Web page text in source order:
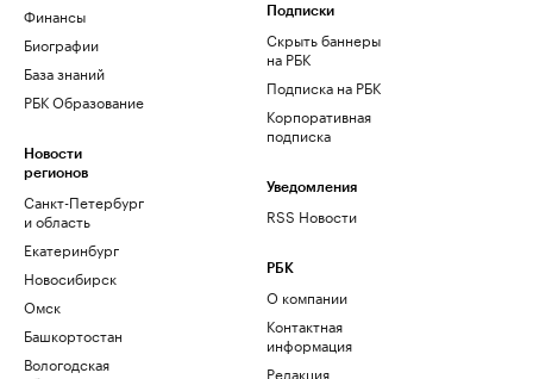
Финансы
Биографии
База знаний
РБК Образование
Новости
регионов
Санкт-Петербург
и область
Екатеринбург
Новосибирск
Омск
Башкортостан
Вологодская
Подписки
Скрыть баннеры
на РБК
Подписка на РБК
Корпоративная
подписка
Уведомления
RSS Новости
РБК
О компании
Контактная
информация
Редакция